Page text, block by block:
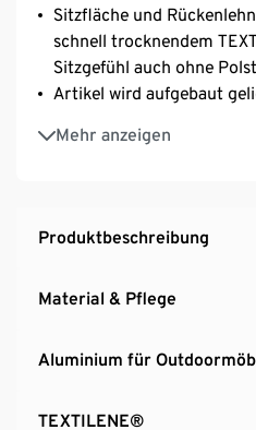
Sitzfläche und
schnell trocknendem
Sitzgefühl auch ohne
Artikel wird aufgebaut
Mehr anzeigen
UV- und
Hinweis: Passende
Produktbeschreibung
Material & Pflege
Aluminium für
TEXTILENE®